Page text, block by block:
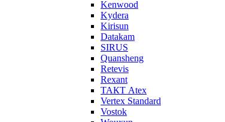
Kenwood
Kydera
Kirisun
Datakam
SIRUS
Quansheng
Retevis
Rexant
ТАКТ Atex
Vertex Standard
Vostok